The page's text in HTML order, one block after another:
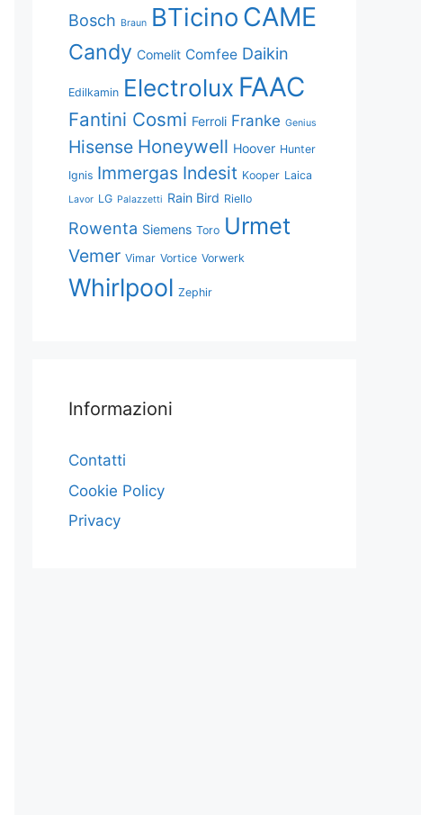
Bosch Braun BTicino CAME
Candy Comelit Comfee Daikin
Edilkamin Electrolux FAAC
Fantini Cosmi Ferroli Franke Genius
Hisense Honeywell Hoover Hunter
Ignis Immergas Indesit Kooper Laica
Lavor LG Palazzetti Rain Bird Riello
Rowenta Siemens Toro Urmet
Vemer Vimar Vortice Vorwerk
Whirlpool Zephir
Informazioni
Contatti
Cookie Policy
Privacy